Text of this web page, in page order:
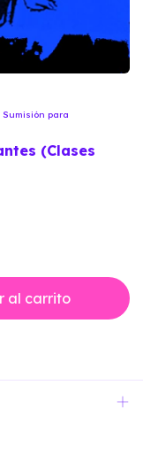
Sumisión para
(Clases